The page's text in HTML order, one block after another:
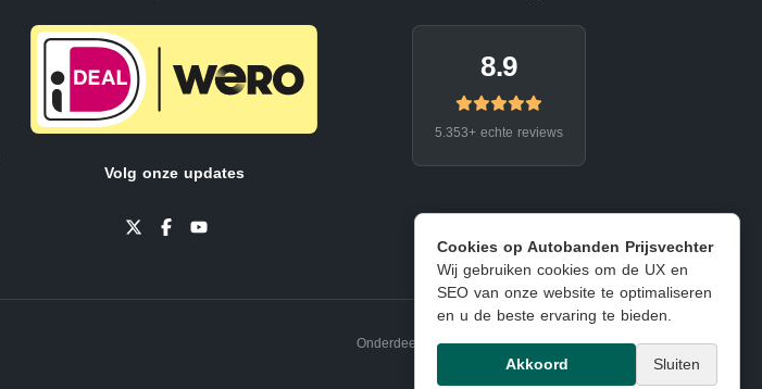
Cookies op Autobanden Prijsvechter
Wij gebruiken cookies om de UX en
SEO van onze website te optimaliseren
en u de beste ervaring te bieden.
Akkoord Sluiten
Volg onze updates
8.9
5.353+ echte reviews
Onderdeel van EJ Banden Oosterhout